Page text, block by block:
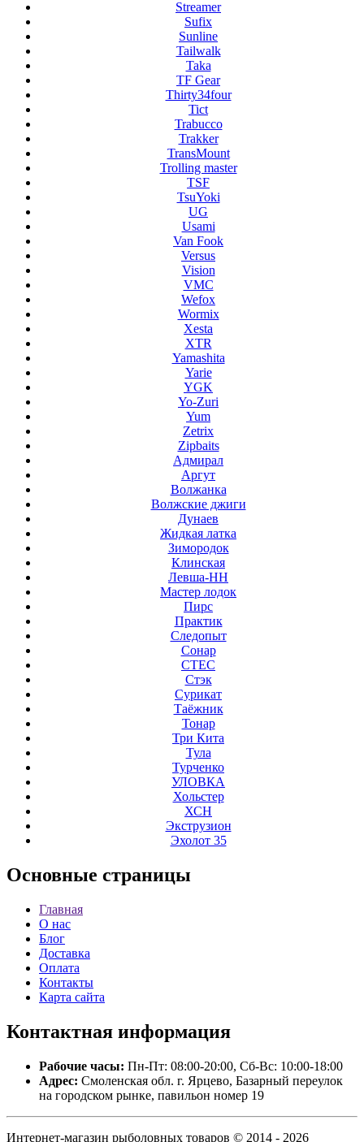
Streamer
Sufix
Sunline
Tailwalk
Taka
TF Gear
Thirty34four
Tict
Trabucco
Trakker
TransMount
Trolling master
TSF
TsuYoki
UG
Usami
Van Fook
Versus
Vision
VMC
Wefox
Wormix
Xesta
XTR
Yamashita
Yarie
YGK
Yo-Zuri
Yum
Zetrix
Zipbaits
Адмирал
Аргут
Волжанка
Волжские джиги
Дунаев
Жидкая латка
Зимородок
Клинская
Левша-НН
Мастер лодок
Пирс
Практик
Следопыт
Сонар
СТЕС
Стэк
Сурикат
Таёжник
Тонар
Три Кита
Тула
Турченко
УЛОВКА
Хольстер
ХСН
Экструзион
Эхолот 35
Основные страницы
Главная
О нас
Блог
Доставка
Оплата
Контакты
Карта сайта
Контактная информация
Рабочие часы: Пн-Пт: 08:00-20:00, Сб-Вс: 10:00-18:00
Адрес: Смоленская обл. г. Ярцево, Базарный переулок
на городском рынке, павильон номер 19
Интернет-магазин рыболовных товаров © 2014 - 2026